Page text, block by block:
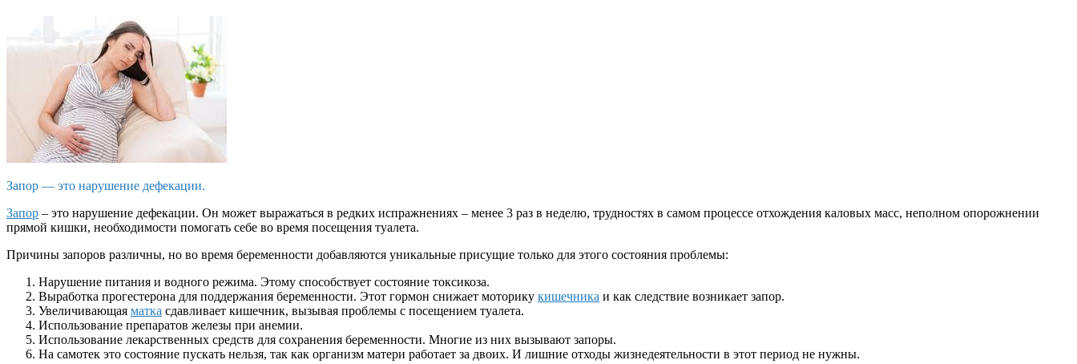
Запор — это нарушение дефекации.
Запор – это нарушение дефекации. Он может выражаться в редких испражнениях – менее 3 раз в неделю, трудностях в самом процессе отхождения каловых масс, неполном опорожнении
прямой кишки, необходимости помогать себе во время посещения туалета.
Причины запоров различны, но во время беременности добавляются уникальные присущие только для этого состояния проблемы:
Нарушение питания и водного режима. Этому способствует состояние токсикоза.
Выработка прогестерона для поддержания беременности. Этот гормон снижает моторику кишечника и как следствие возникает запор.
Увеличивающая матка сдавливает кишечник, вызывая проблемы с посещением туалета.
Использование препаратов железы при анемии.
Использование лекарственных средств для сохранения беременности. Многие из них вызывают запоры.
На самотек это состояние пускать нельзя, так как организм матери работает за двоих. И лишние отходы жизнедеятельности в этот период не нужны.